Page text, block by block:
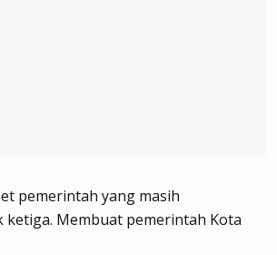
pemerintah yang masih
Membuat pemerintah Kota